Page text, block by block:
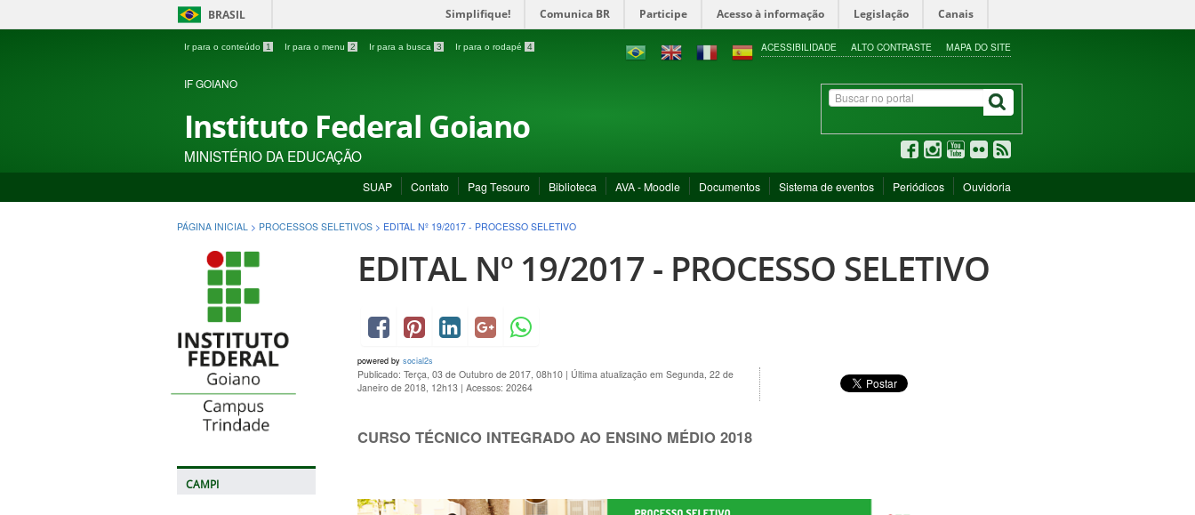
BRASIL Simplifique! Comunica BR Participe Acesso à informação Legislação Canais
Ir para o conteúdo 1 Ir para o menu 2 Ir para a busca 3 Ir para o rodapé 4 ACESSIBILIDADE ALTO CONTRASTE MAPA DO SITE
IF GOIANO
Instituto Federal Goiano
MINISTÉRIO DA EDUCAÇÃO
SUAP Contato Pag Tesouro Biblioteca AVA - Moodle Documentos Sistema de eventos Periódicos Ouvidoria
PÁGINA INICIAL > PROCESSOS SELETIVOS > EDITAL Nº 19/2017 - PROCESSO SELETIVO
CAMPI
EDITAL Nº 19/2017 - PROCESSO SELETIVO
powered by social2s
Publicado: Terça, 03 de Outubro de 2017, 08h10 | Última atualização em Segunda, 22 de
Janeiro de 2018, 12h13 | Acessos: 20264
CURSO TÉCNICO INTEGRADO AO ENSINO MÉDIO 2018